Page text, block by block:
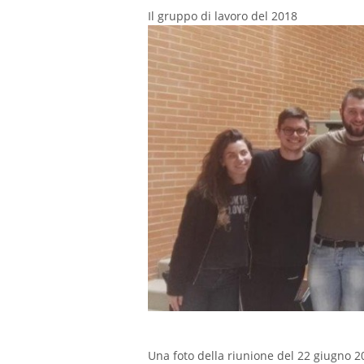
Il gruppo di lavoro del 2018
Una foto della riunione del 22 giugno